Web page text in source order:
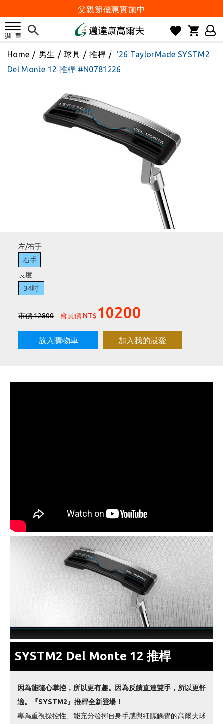
2026邁達康盃 開始受理報名
7月份 門市免費試打日程 已公佈!
歡迎體驗公益店Friends Screen模擬器
Golf Point 會員回饋積點
消費滿 $2000 享免運
Happy Father's Day
父親節優惠實施中
2026邁達康盃 開始受理報名
7月份 門市免費試打日程 已公佈!
防詐騙! 勿信來路不明連結及優惠
歡迎體驗公益店Friends Screen模擬器
刷台新卡滿 $6000 分 3 期 0 利率
Home / 男生 / 球具 / 推桿 /
'26 TaylorMade SYSTM2
Del Monte 12 推桿 #N0781226
左/右手
右手
長度
34吋
市價 12800 會員價 NT$ 10200
放入購物車 加入我的最愛
SYSTM2 Del Monte 12 推桿
因為能隨心掌控，所以更有趣。因為反饋直達雙手，所以更舒
適。『SYSTM2』推桿全新登場！
專為重視操控性、能充分發揮自身手感與細膩觸覺的高爾夫球